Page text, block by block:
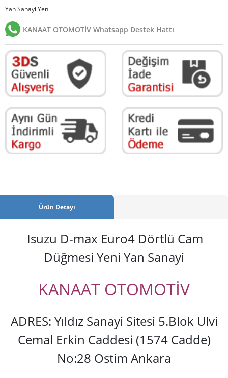
Yan Sanayi Yeni
KANAAT OTOMOTİV Whatsapp Destek Hattı
Ürün Detayı
Isuzu D-max Euro4 Dörtlü Cam
Düğmesi Yeni Yan Sanayi
KANAAT OTOMOTİV
ADRES: Yıldız Sanayi Sitesi 5.Blok Ulvi
Cemal Erkin Caddesi (1574 Cadde)
No:28 Ostim Ankara